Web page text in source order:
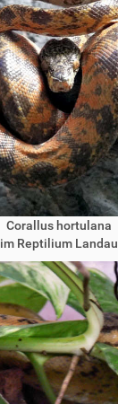
Corallus hortulana
im Reptilium Landau